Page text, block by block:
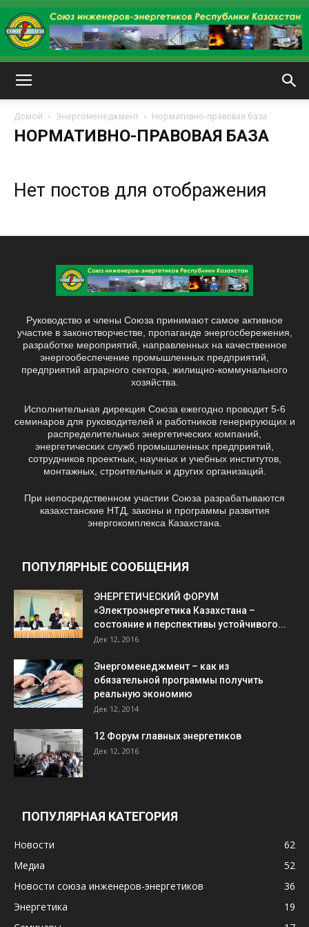
Домой Энергоменеджмент Нормативно-правовая база
НОРМАТИВНО-ПРАВОВАЯ БАЗА
Нет постов для отображения
Руководство и члены Союза принимают самое активное
участие в законотворчестве, пропаганде энергосбережения,
разработке мероприятий, направленных на качественное
энергообеспечение промышленных предприятий,
предприятий аграрного сектора, жилищно-коммунального
хозяйства.
Исполнительная дирекция Союза ежегодно проводит 5-6
семинаров для руководителей и работников генерирующих и
распределительных энергетических компаний,
энергетических служб промышленных предприятий,
сотрудников проектных, научных и учебных институтов,
монтажных, строительных и других организаций.
При непосредственном участии Союза разрабатываются
казахстанские НТД, законы и программы развития
энергокомплекса Казахстана.
ПОПУЛЯРНЫЕ СООБЩЕНИЯ
ЭНЕРГЕТИЧЕСКИЙ ФОРУМ
«Электроэнергетика Казахстана –
состояние и перспективы устойчивого...
Дек 12, 2016
Энергоменеджмент – как из
обязательной программы получить
реальную экономию
Дек 12, 2014
12 Форум главных энергетиков
Дек 12, 2016
ПОПУЛЯРНАЯ КАТЕГОРИЯ
Новости
62
Медиа
52
Новости союза инженеров-энергетиков
36
Энергетика
19